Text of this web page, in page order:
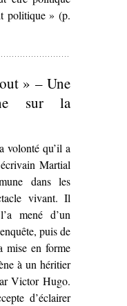
politique » (p.
Théâtre du Radeau : un
apolitiquement politique
» – Une
sur la
volonté qu’il a
Martial
dans les
vivant. Il
mené d’un
puis de
mise en forme
à un héritier
Victor Hugo.
d’éclairer